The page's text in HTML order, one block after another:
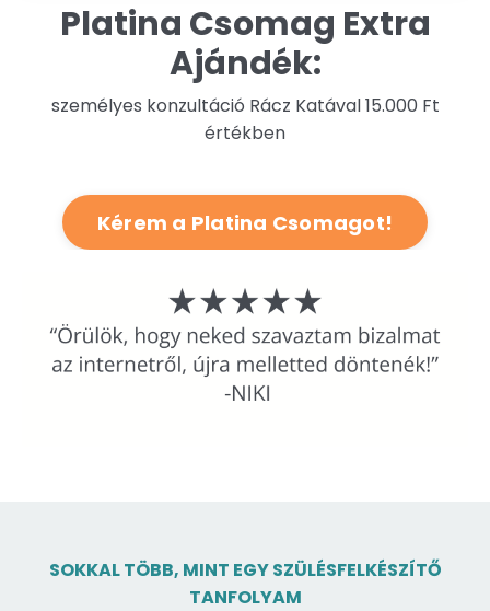
Platina Csomag Extra
Ajándék:
személyes konzultáció Rácz Katával 15.000 Ft
értékben
Kérem a Platina Csomagot!
SOKKAL TÖBB, MINT EGY SZÜLÉSFELKÉSZÍTŐ
TANFOLYAM